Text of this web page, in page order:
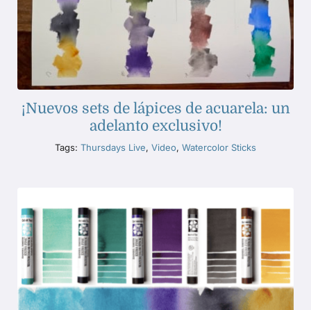
¡Nuevos sets de lápices de acuarela: un
adelanto exclusivo!
Tags: Thursdays Live, Video, Watercolor Sticks